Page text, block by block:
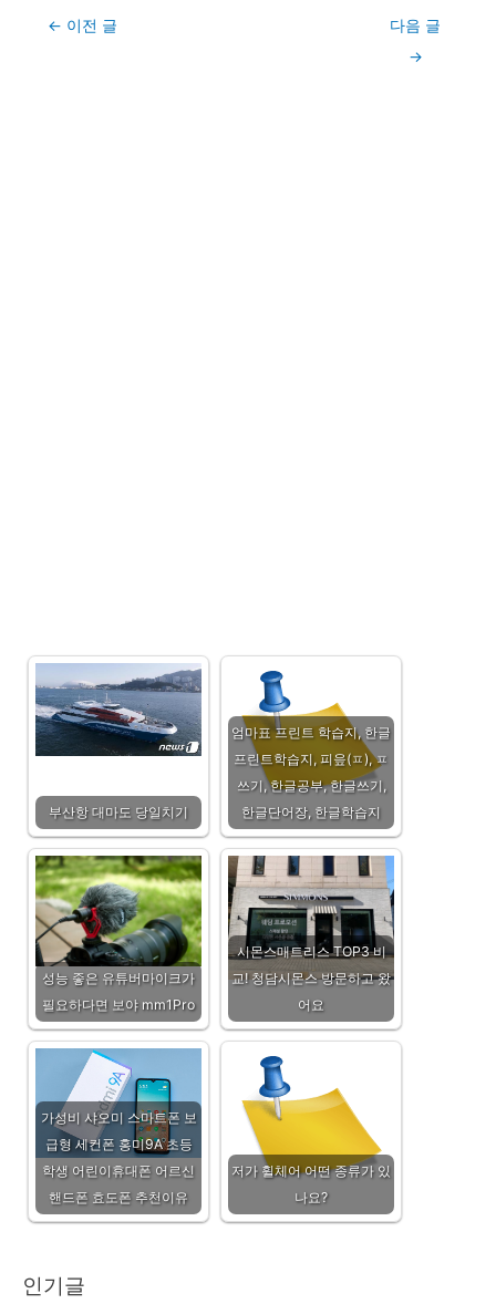
Post← 이전 글
다음 글
→
부산항 대마도 당일치기
엄마표 프린트 학습지, 한글
프린트학습지, 피읖(ㅍ), ㅍ
쓰기, 한글공부, 한글쓰기,
한글단어장, 한글학습지
성능 좋은 유튜버마이크가
필요하다면 보야 mm1Pro
시몬스매트리스 TOP3 비
교! 청담시몬스 방문하고 왔
어요
가성비 샤오미 스마트폰 보
급형 세컨폰 홍미9A 초등
학생 어린이휴대폰 어르신
핸드폰 효도폰 추천이유
저가 휠체어 어떤 종류가 있
나요?
인기글